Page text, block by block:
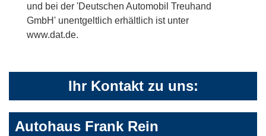
und bei der 'Deutschen Automobil Treuhand
GmbH' unentgeltlich erhältlich ist unter
www.dat.de.
Ihr Kontakt zu uns:
Autohaus Frank Rein